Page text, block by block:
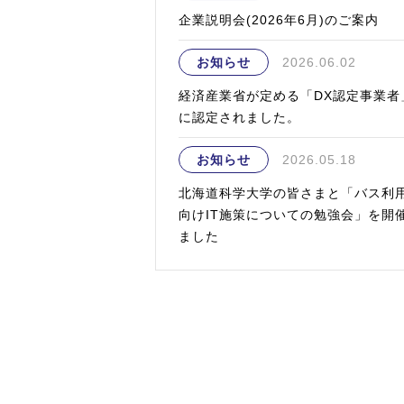
企業説明会(2026年6月)のご案内
お知らせ 2026.06.02
経済産業省が定める「DX認定事業者
に認定されました。
お知らせ 2026.05.18
北海道科学大学の皆さまと「バス利
向けIT施策についての勉強会」を開
ました